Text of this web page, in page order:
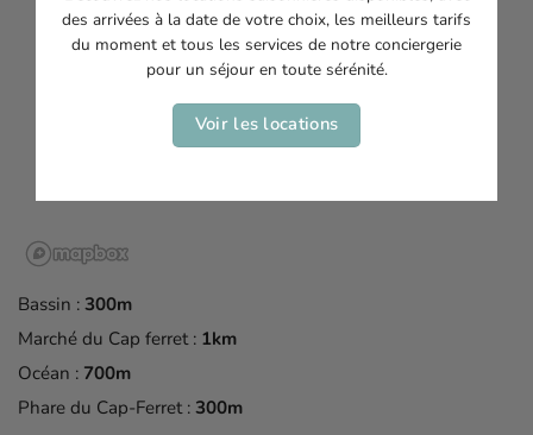
des arrivées à la date de votre choix, les meilleurs tarifs
du moment et tous les services de notre conciergerie
pour un séjour en toute sérénité.
Voir les locations
Bassin : 300m
Marché du Cap ferret : 1km
Océan : 700m
Phare du Cap-Ferret : 300m